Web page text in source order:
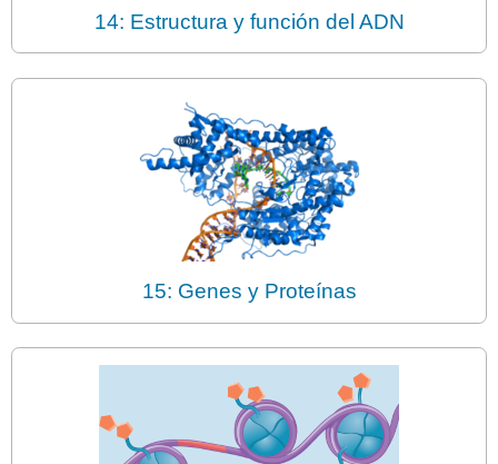
14: Estructura y función del ADN
15: Genes y Proteínas